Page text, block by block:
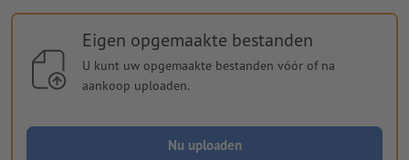
Eigen opgemaakte bestanden
U kunt uw opgemaakte bestanden vóór of na
aankoop uploaden.
Nu uploaden